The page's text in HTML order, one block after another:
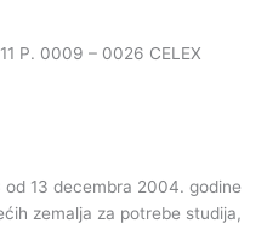
P. 0009 – 0026 CELEX
13 decembra 2004. godine
zemalja za potrebe studija,